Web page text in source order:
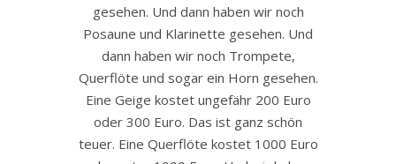
gesehen. Und dann haben wir noch
Posaune und Klarinette gesehen. Und
dann haben wir noch Trompete,
Querflöte und sogar ein Horn gesehen.
Eine Geige kostet ungefähr 200 Euro
oder 300 Euro. Das ist ganz schön
teuer. Eine Querflöte kostet 1000 Euro